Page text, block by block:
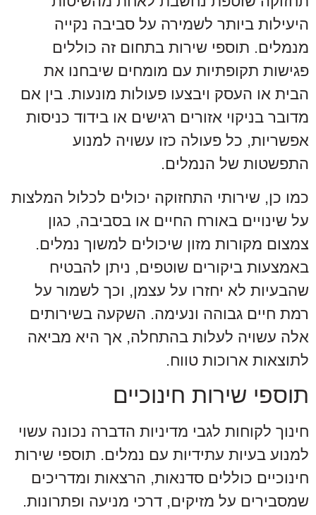
היעילות ביותר לשמירה על סביבה נקייה
מנמלים. תוספי שירות בתחום זה כוללים
פגישות תקופתיות עם מומחים שיבחנו את
הבית או העסק ויבצעו פעולות מונעות. בין אם
מדובר בניקוי אזורים רגישים או בידוד כניסות
אפשריות, כל פעולה כזו עשויה למנוע
התפשטות של הנמלים.
כמו כן, שירותי התחזוקה יכולים לכלול המלצות
על שינויים באורח החיים או בסביבה, כגון
צמצום מקורות מזון שיכולים למשוך נמלים.
באמצעות ביקורים שוטפים, ניתן להבטיח
שהבעיות לא יחזרו על עצמן, וכך לשמור על
רמת חיים גבוהה ונעימה. השקעה בשירותים
אלה עשויה לעלות בהתחלה, אך היא מביאה
לתוצאות ארוכות טווח.
תוספי שירות חינוכיים
חינוך לקוחות לגבי מדיניות הדברה נכונה עשוי
למנוע בעיות עתידיות עם נמלים. תוספי שירות
חינוכיים כוללים סדנאות, הרצאות ומדריכים
שמסבירים על מזיקים, דרכי מניעה ופתרונות.